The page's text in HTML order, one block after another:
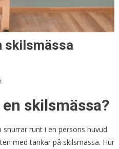
skilsmässa
skilsmässa?
snurrar runt i en persons huvud
med tankar på skilsmässa. Hur